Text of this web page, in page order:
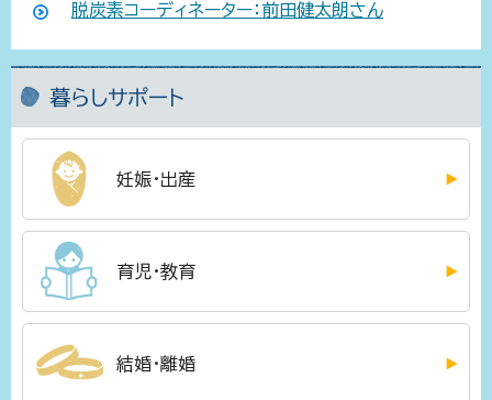
脱炭素コーディネーター：前田健太朗さん
暮らしサポート
妊娠・出産
育児・教育
結婚・離婚